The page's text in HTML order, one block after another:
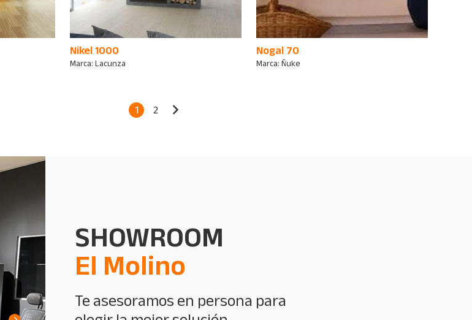
Nikel 1000
Marca: Lacunza
Nogal 70
Marca: Ñuke
1 2
SHOWROOM
El Molino
Te asesoramos en persona para